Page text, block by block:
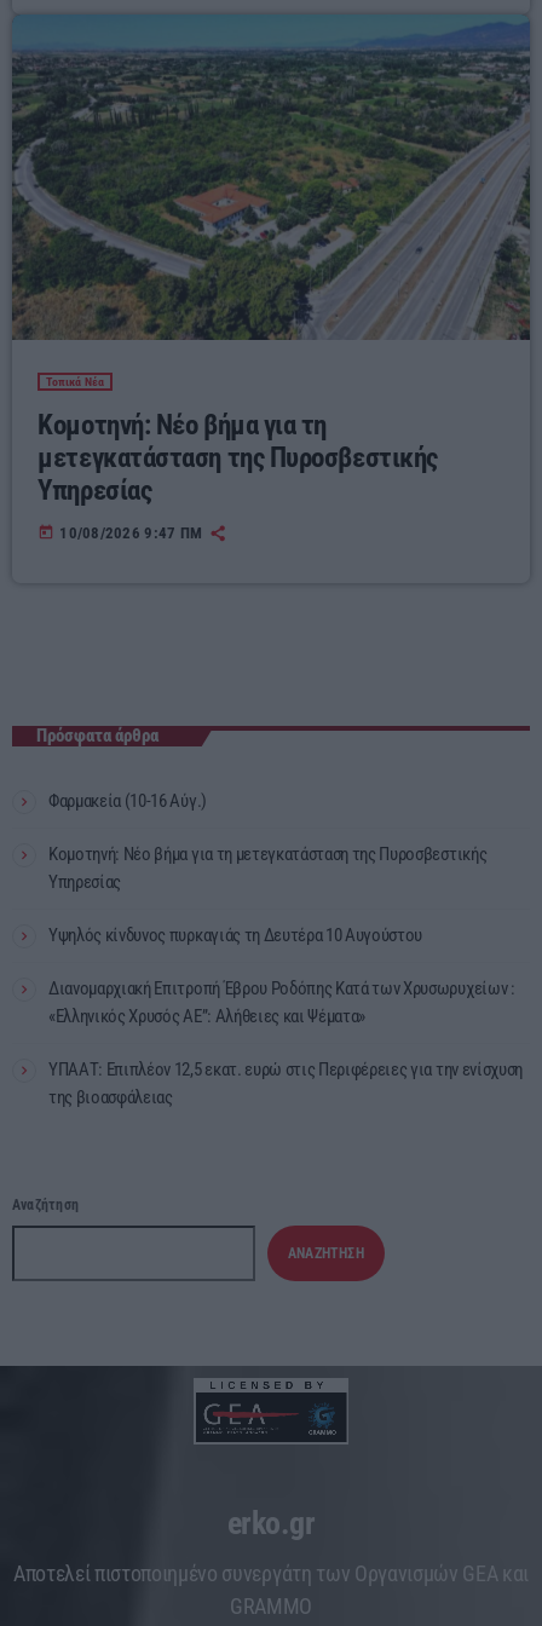
Τοπικά Νέα
Κομοτηνή: Νέο βήμα για τη
μετεγκατάσταση της Πυροσβεστικής
Υπηρεσίας
today 10/08/2026 9:47 ΠΜ
Πρόσφατα άρθρα
Φαρμακεία (10-16 Αύγ.)
Κομοτηνή: Νέο βήμα για τη μετεγκατάσταση της Πυροσβεστικής
Υπηρεσίας
Υψηλός κίνδυνος πυρκαγιάς τη Δευτέρα 10 Αυγούστου
Διανομαρχιακή Επιτροπή Έβρου Ροδόπης Κατά των Χρυσωρυχείων :
«Ελληνικός Χρυσός ΑΕ”: Αλήθειες και Ψέματα»
ΥΠΑΑΤ: Επιπλέον 12,5 εκατ. ευρώ στις Περιφέρειες για την ενίσχυση
της βιοασφάλειας
Αναζήτηση
ΑΝΑΖΉΤΗΣΗ
erko.gr
Aποτελεί πιστοποιημένο συνεργάτη των Οργανισμών GEA και
GRAMMO